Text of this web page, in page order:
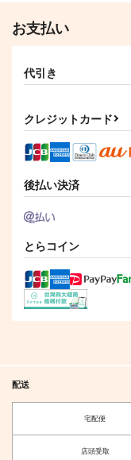
お支払い
代引き
クレジットカード
後払い決済
とらコイン
配送
宅配便
店頭受取